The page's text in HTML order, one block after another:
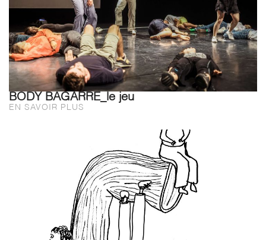
BODY BAGARRE_le jeu
EN SAVOIR PLUS